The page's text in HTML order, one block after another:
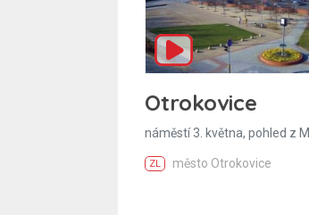
Otrokovice
náměstí 3. května, pohled z
ZL město Otrokovice